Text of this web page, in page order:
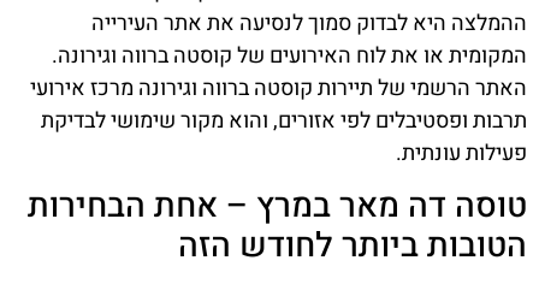
ההמלצה היא לבדוק סמוך לנסיעה את אתר העירייה
המקומית או את לוח האירועים של קוסטה ברווה וגירונה.
האתר הרשמי של תיירות קוסטה ברווה וגירונה מרכז אירועי
תרבות ופסטיבלים לפי אזורים, והוא מקור שימושי לבדיקת
פעילות עונתית.
טוסה דה מאר במרץ – אחת הבחירות
הטובות ביותר לחודש הזה